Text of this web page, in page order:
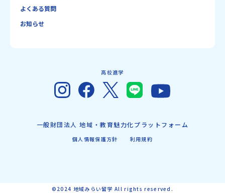
よくある質問
お知らせ
高校進学
一般財団法人 地域・教育魅力化プラットフォーム
個人情報保護方針 利用規約
©2024 地域みらい留学 All rights reserved.